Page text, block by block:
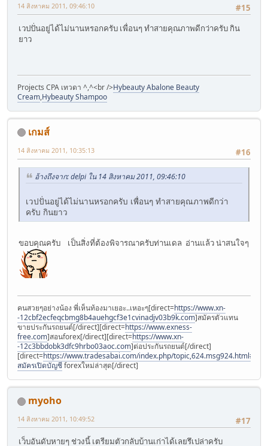
#15
14 สิงหาคม 2011, 09:46:10
เวปปั่นอยู่ได้ไม่นานหรอกครับ เพื่อนๆ ทำสายคุณภาพดีกว่าครับ กิน
ยาว
Projects CPA เทวดา ^,^<br />Hybeauty Abalone Beauty
Cream,Hybeauty Shampoo
เกมส์
#16
14 สิงหาคม 2011, 10:35:13
อ้างถึงจาก: delpi ใน 14 สิงหาคม 2011, 09:46:10
เวปปั่นอยู่ได้ไม่นานหรอกครับ เพื่อนๆ ทำสายคุณภาพดีกว่า
ครับ กินยาว
ขอบคุณครับ เป็นสิ่งที่ต้องพิจารณาครับท่านเดล อ่านแล้ว น่าสนใจๆ
คนสวยๆอย่างน้อง พี่เห็นท้องมาเยอะ..เหอะๆ[direct=https://www.xn-
-12cbf2ecfeqcbmg8b4auehgcf3e1cvinadjv03b9k.com]สมัครตัวแทน
ขายประกันรถยนต์[/direct][direct=https://www.exness-
free.com]สอนforex[/direct][direct=https://www.xn-
-12c3bbdobk3dfc9hrbo03aoc.com]ต่อประกันรถยนต์[/direct]
[direct=https://www.tradesabai.com/index.php/
สมัครเปิดบัญชีforexใหม่ล่าสุด[/direct]
myoho
#17
14 สิงหาคม 2011, 10:49:52
เว็บอันดับหายๆ ช่วงนี้ เตรียมตัวกลับบ้านเก่าได้เลยรึเปล่าครับ